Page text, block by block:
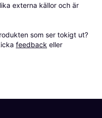
externa källor och är
som ser tokigt ut?
feedback eller